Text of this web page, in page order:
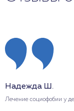
Надежда Ш.
Лечение социофобии у